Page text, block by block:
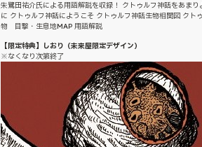
朱鷺田祐介氏による用語解説を収録！ クトゥルフ神話をあま
に クトゥルフ神話にようこそ クトゥルフ神話生物相関図
物 目撃・生息地MAP 用語解説
【限定特典】しおり（未来屋限定デザイン）
※なくなり次第終了